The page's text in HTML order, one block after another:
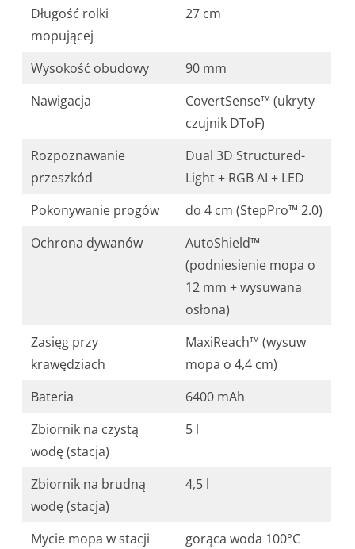
Długość rolki
mopującej
27 cm
Wysokość obudowy
90 mm
Nawigacja
CovertSense™ (ukryty
czujnik DToF)
Rozpoznawanie
przeszkód
Dual 3D Structured-
Light + RGB AI + LED
Pokonywanie progów
do 4 cm (StepPro™ 2.0)
Ochrona dywanów
AutoShield™
(podniesienie mopa o
12 mm + wysuwana
osłona)
Zasięg przy
krawędziach
MaxiReach™ (wysuw
mopa o 4,4 cm)
Bateria
6400 mAh
Zbiornik na czystą
wodę (stacja)
5 l
Zbiornik na brudną
wodę (stacja)
4,5 l
Mycie mopa w stacji
gorąca woda 100°C